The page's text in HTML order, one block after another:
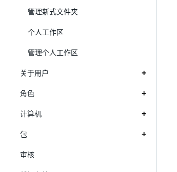
管理新式文件夹
个人工作区
管理个人工作区
关于用户
角色
计算机
包
审核